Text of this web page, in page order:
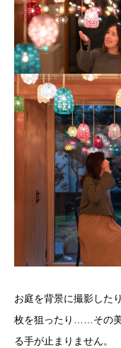
お庭を背景に撮影した
枚を狙ったり……その
る手が止まりません。